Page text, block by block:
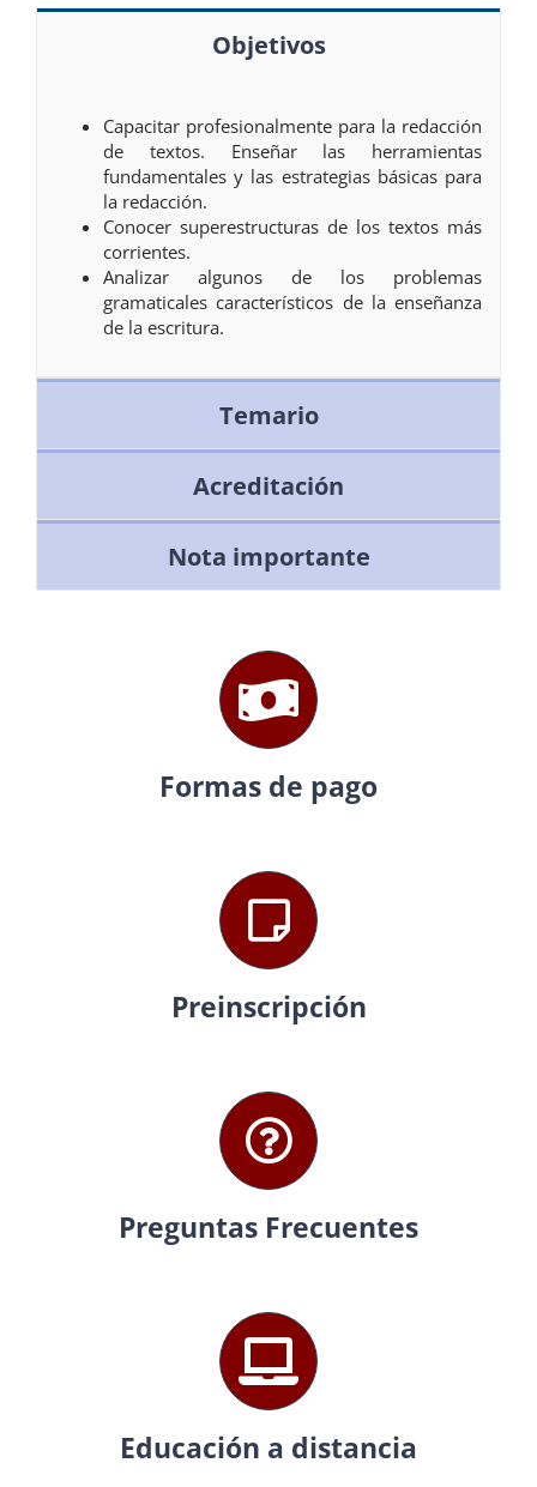
Objetivos
Capacitar profesionalmente para la redacción
de textos. Enseñar las herramientas
fundamentales y las estrategias básicas para
la redacción.
Conocer superestructuras de los textos más
corrientes.
Analizar algunos de los problemas
gramaticales característicos de la enseñanza
de la escritura.
Temario
Acreditación
Nota importante
Formas de pago
Preinscripción
Preguntas Frecuentes
Educación a distancia